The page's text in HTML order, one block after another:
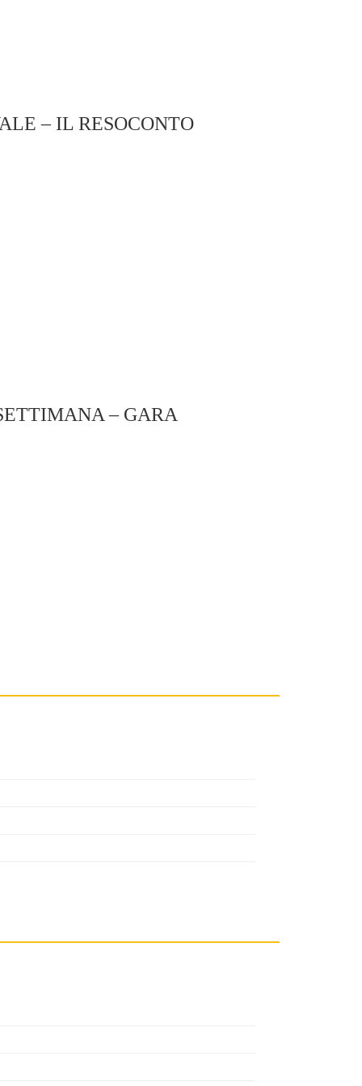
– IL RESOCONTO
– GARA